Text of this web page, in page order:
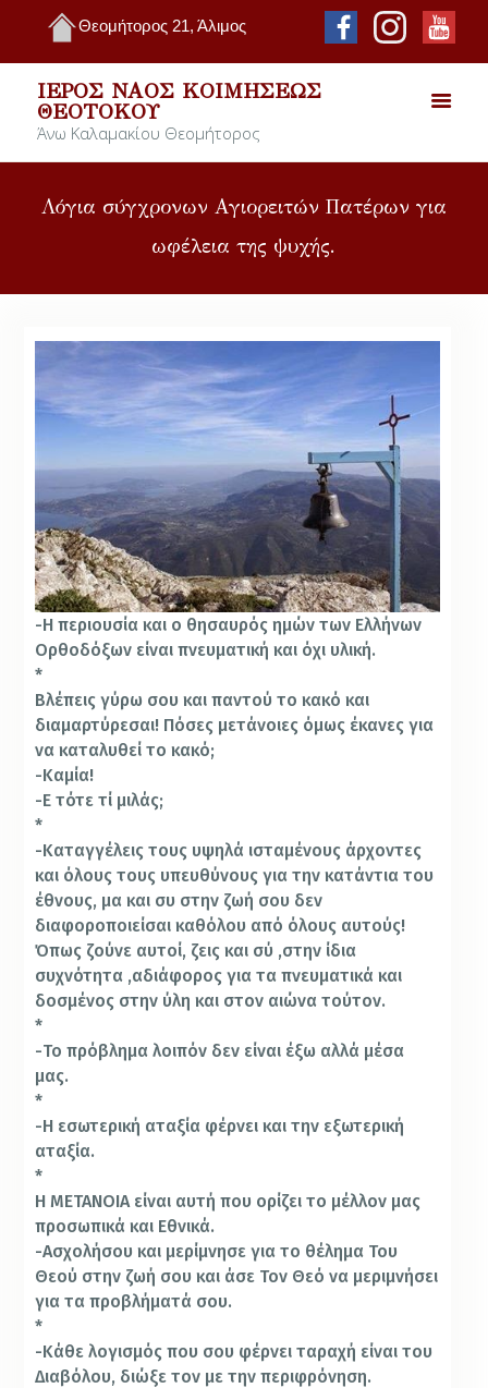
Θεομήτορος 21, Άλιμος
ΙΕΡΌΣ ΝΑΌΣ ΚΟΙΜΉΣΕΩΣ
ΘΕΟΤΌΚΟΥ
Άνω Καλαμακίου Θεομήτορος
Λόγια σύγχρονων Αγιορειτών Πατέρων για
ωφέλεια της ψυχής.
-Η περιουσία και ο θησαυρός ημών των Ελλήνων
Ορθοδόξων είναι πνευματική και όχι υλική.
*
Βλέπεις γύρω σου και παντού το κακό και
διαμαρτύρεσαι! Πόσες μετάνοιες όμως έκανες για
να καταλυθεί το κακό;
-Καμία!
-Ε τότε τί μιλάς;
*
-Καταγγέλεις τους υψηλά ισταμένους άρχοντες
και όλους τους υπευθύνους για την κατάντια του
έθνους, μα και συ στην ζωή σου δεν
διαφοροποιείσαι καθόλου από όλους αυτούς!
Όπως ζούνε αυτοί, ζεις και σύ ,στην ίδια
συχνότητα ,αδιάφορος για τα πνευματικά και
δοσμένος στην ύλη και στον αιώνα τούτον.
*
-Το πρόβλημα λοιπόν δεν είναι έξω αλλά μέσα
μας.
*
-Η εσωτερική αταξία φέρνει και την εξωτερική
αταξία.
*
Η ΜΕΤΑΝΟΙΑ είναι αυτή που ορίζει το μέλλον μας
προσωπικά και Εθνικά.
-Ασχολήσου και μερίμνησε για το θέλημα Του
Θεού στην ζωή σου και άσε Τον Θεό να μεριμνήσει
για τα προβλήματά σου.
*
-Κάθε λογισμός που σου φέρνει ταραχή είναι του
Διαβόλου, διώξε τον με την περιφρόνηση.